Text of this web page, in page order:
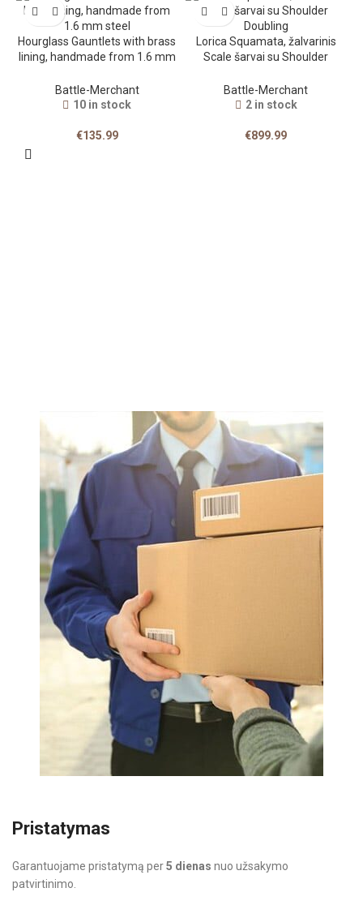
Hourglass Gauntlets with brass
lining, handmade from 1.6 mm
Battle-Merchant
10 in stock
€135.99
Lorica Squamata, žalvarinis
Scale šarvai su Shoulder
Battle-Merchant
2 in stock
€899.99
Pristatymas
Garantuojame pristatymą per5 dienas nuo užsakymo
patvirtinimo.